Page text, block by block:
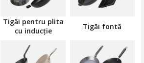
Tigăi pentru plita
cu inducție
Tigăi fontă